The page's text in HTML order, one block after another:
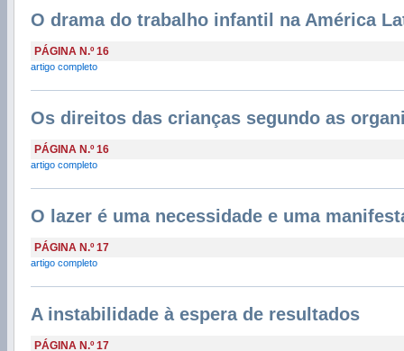
O drama do trabalho infantil na América
PÁGINA N.º 16
artigo completo
Os direitos das crianças segundo as
PÁGINA N.º 16
artigo completo
O lazer é uma necessidade e uma
PÁGINA N.º 17
artigo completo
A instabilidade à espera de resultados
PÁGINA N.º 17